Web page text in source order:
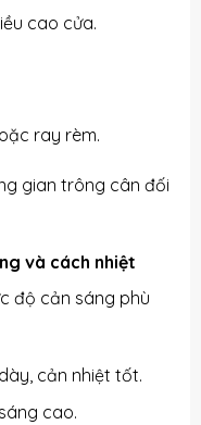
cao cửa.
ray rèm.
gian trông cân đối
và cách nhiệt
độ cản sáng phù
cản nhiệt tốt.
cao.